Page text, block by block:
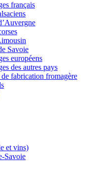
français
Savoie
européens
des autres pays
fabrication fromagère
et vins)
Savoie